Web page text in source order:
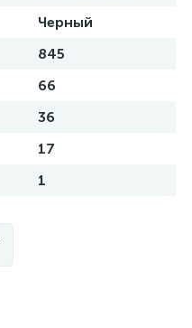
Черный
845
66
36
17
1